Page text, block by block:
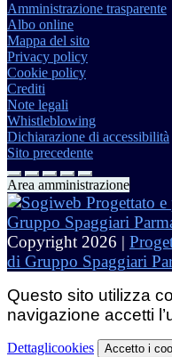
Amministrazione trasparente
Albo online
Mappa del sito
Privacy policy
Cookie policy
Crediti
Note legali
Whistleblowing
Dichiarazione di accessibilità
Sito precedente
Area amministrazione
Copyright 2026 |
di Gruppo Spaggiari
Questo sito utilizza
navigazione accetti
Dettaglicookies Accetto i